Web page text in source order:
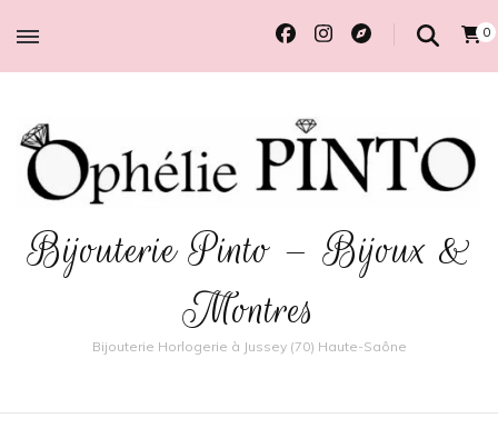
0
Bijouterie Pinto – Bijoux &
Montres
Bijouterie Horlogerie à Jussey (70) Haute-Saône